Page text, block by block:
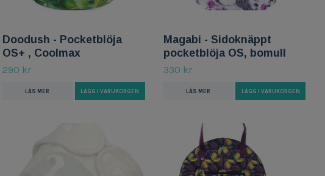
Doodush - Pocketblöja
OS+ , Coolmax
290 kr
LÄS MER LÄGG I VARUKORGEN
Magabi - Sidoknäppt
pocketblöja OS, bomull
330 kr
LÄS MER LÄGG I VARUKORGEN